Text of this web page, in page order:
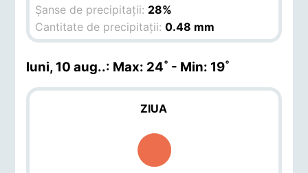
Șanse de precipitații: 28%
Cantitate de precipitații:0.48 mm
luni, 10 aug..: Max: 24˚ - Min: 19˚
ZIUA